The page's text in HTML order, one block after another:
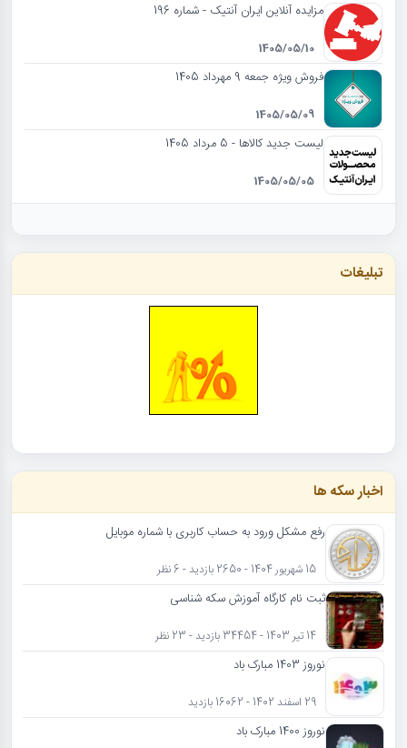
مزایده آنلاین ایران آنتیک - شماره 196
1405/05/10
فروش ویژه جمعه 9 مهرداد 1405
1405/05/09
لیست جدید کالاها - 5 مرداد 1405
1405/05/05
تبلیغات
اخبار سکه ها
رفع مشکل ورود به حساب کاربری با شماره موبایل
15 شهریور 1404 - 2650 بازدید - 6 نظر
ثبت نام کارگاه آموزش سکه شناسی
14 تیر 1403 - 34454 بازدید - 23 نظر
نوروز 1403 مبارک باد
29 اسفند 1402 - 16062 بازدید
نوروز 1400 مبارک باد